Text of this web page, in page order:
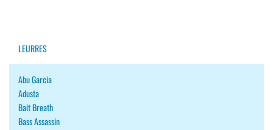
LEURRES
Abu Garcia
Adusta
Bait Breath
Bass Assassin